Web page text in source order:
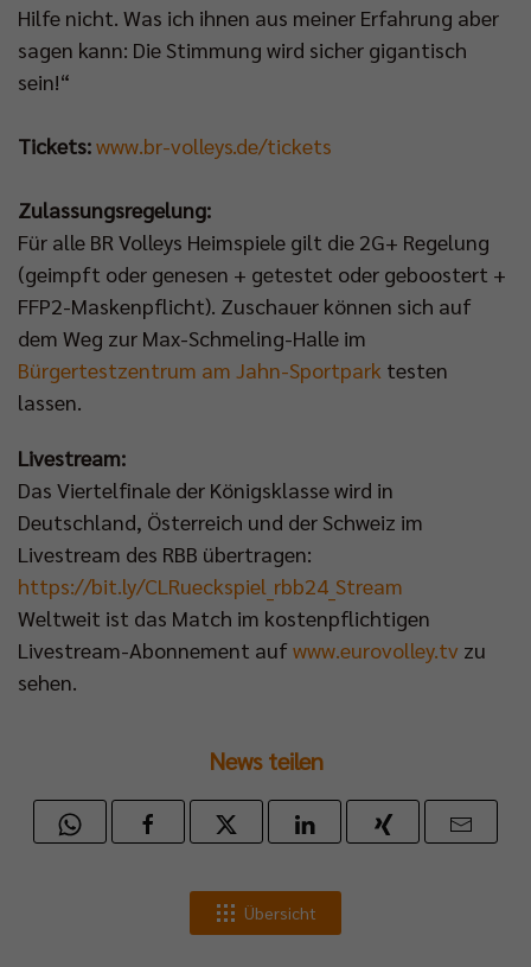
Hilfe nicht. Was ich ihnen aus meiner Erfahrung aber
sagen kann: Die Stimmung wird sicher gigantisch
sein!“
Tickets:www.br-volleys.de/tickets
Zulassungsregelung:
Für alle BR Volleys Heimspiele gilt die 2G+ Regelung
(geimpft oder genesen + getestet oder geboostert +
FFP2-Maskenpflicht). Zuschauer können sich auf
dem Weg zur Max-Schmeling-Halle im
Bürgertestzentrum am Jahn-Sportpark testen
lassen.
Livestream:
Das Viertelfinale der Königsklasse wird in
Deutschland, Österreich und der Schweiz im
Livestream des RBB übertragen:
https://bit.ly/CLRueckspiel_rbb24_Stream
Weltweit ist das Match im kostenpflichtigen
Livestream-Abonnement auf www.eurovolley.tv zu
sehen.
News teilen
Übersicht